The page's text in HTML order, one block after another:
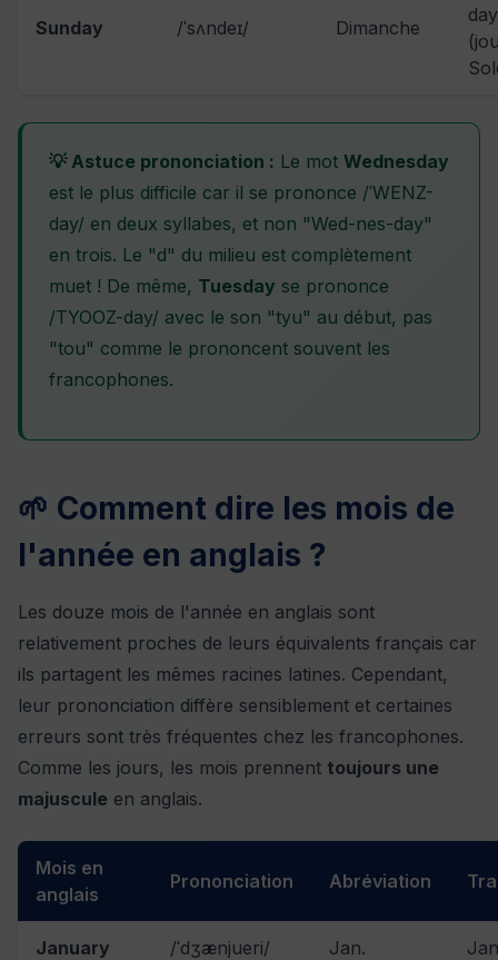
Sunday /ˈsʌndeɪ/ Dimanche
day
💡 Astuce prononciation : Le mot Wednesday
est le plus difficile car il se prononce /ˈWENZ-
day/ en deux syllabes, et non "Wed-nes-day"
en trois. Le "d" du milieu est complètement
muet ! De même, Tuesday se prononce
/TYOOZ-day/ avec le son "tyu" au début, pas
"tou" comme le prononcent souvent les
francophones.
🌱 Comment dire les mois de
l'année en anglais ?
Les douze mois de l'année en anglais sont
relativement proches de leurs équivalents français car
ils partagent les mêmes racines latines. Cependant,
leur prononciation diffère sensiblement et certaines
erreurs sont très fréquentes chez les francophones.
Comme les jours, les mois prennent toujours une
majuscule en anglais.
Mois en
anglais
Prononciation Abréviation
January /ˈdʒænjueri/ Jan.